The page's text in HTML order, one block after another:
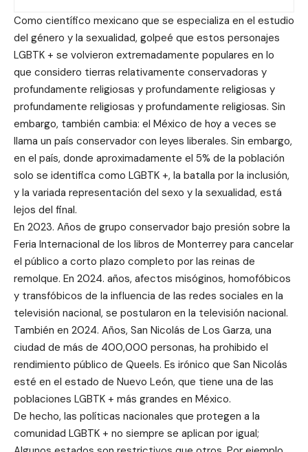
Como científico mexicano que se especializa en el estudio
del género y la sexualidad, golpeé que estos personajes
LGBTK + se volvieron extremadamente populares en lo
que considero tierras relativamente conservadoras y
profundamente religiosas y profundamente religiosas y
profundamente religiosas y profundamente religiosas. Sin
embargo, también cambia: el México de hoy a veces se
llama un país conservador con leyes liberales. Sin embargo,
en el país, donde aproximadamente el 5% de la población
solo se identifica como LGBTK +, la batalla por la inclusión,
y la variada representación del sexo y la sexualidad, está
lejos del final.
En 2023. Años de grupo conservador bajo presión sobre la
Feria Internacional de los libros de Monterrey para cancelar
el público a corto plazo completo por las reinas de
remolque. En 2024. años, afectos misóginos, homofóbicos
y transfóbicos de la influencia de las redes sociales en la
televisión nacional, se postularon en la televisión nacional.
También en 2024. Años, San Nicolás de Los Garza, una
ciudad de más de 400,000 personas, ha prohibido el
rendimiento público de Queels. Es irónico que San Nicolás
esté en el estado de Nuevo León, que tiene una de las
poblaciones LGBTK + más grandes en México.
De hecho, las políticas nacionales que protegen a la
comunidad LGBTK + no siempre se aplican por igual;